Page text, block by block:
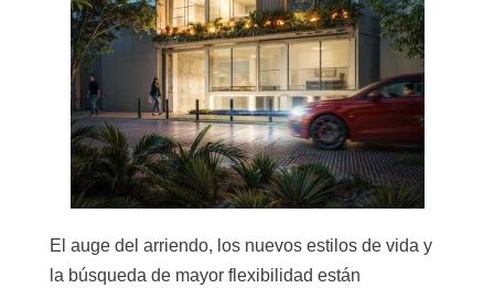
El auge del arriendo, los nuevos estilos de vida y
la búsqueda de mayor flexibilidad están